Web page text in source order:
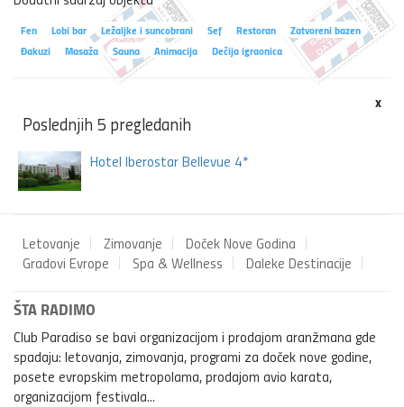
Fen Lobi bar Ležaljke i suncobrani Sef Restoran
Zatvoreni bazen
Đakuzi
Masaža Sauna Animacija Dečija igraonica
x
Poslednjih 5 pregledanih
Hotel Iberostar Bellevue 4*
Letovanje Zimovanje
Doček Nove Godina
Gradovi Evrope
Spa & Wellness Daleke Destinacije
ŠTA RADIMO
Club Paradiso se bavi organizacijom i prodajom aranžmana gde
spadaju: letovanja, zimovanja, programi za doček nove godine,
posete evropskim metropolama, prodajom avio karata,
organizacijom festivala...